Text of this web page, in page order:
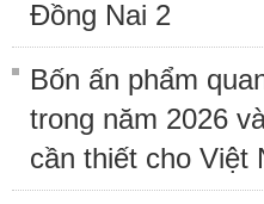
Đồng Nai 2
Bốn ấn phẩm
trong năm 2026
cần thiết cho Việt